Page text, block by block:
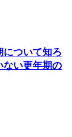
について知ろ
ない更年期の